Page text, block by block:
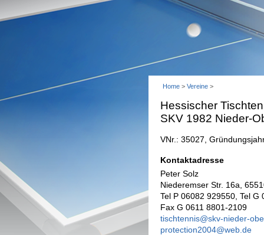
Home > Vereine >
Hessischer
SKV 1982 Nieder-
VNr.: 35027,
Kontaktadresse
Peter Solz
Niederemser Str. 16a,
Tel P 06082 929550, Tel
Fax G 0611 8801-2109
tischtennis@skv-nieder-
protection2004@web.de